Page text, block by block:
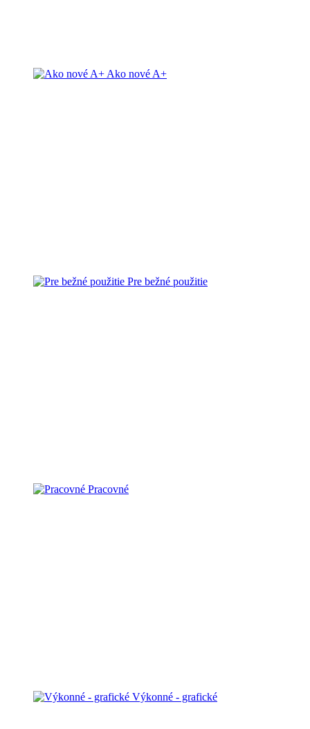
Ako nové A+
Pre bežné použitie
Pracovné
Výkonné - grafické